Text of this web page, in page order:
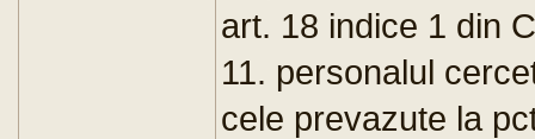
art. 18 indice 1 din
11. personalul
cele prevazute la